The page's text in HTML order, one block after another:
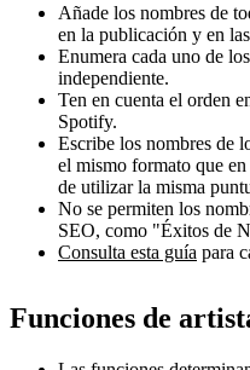
Añade los nombres de
en la publicación y en
Enumera cada uno de
independiente.
Ten en cuenta el orden
Spotify.
Escribe los nombres de
el mismo formato que
de utilizar la misma
No se permiten los
SEO, como "Éxitos de
Consulta esta guía para
Funciones de